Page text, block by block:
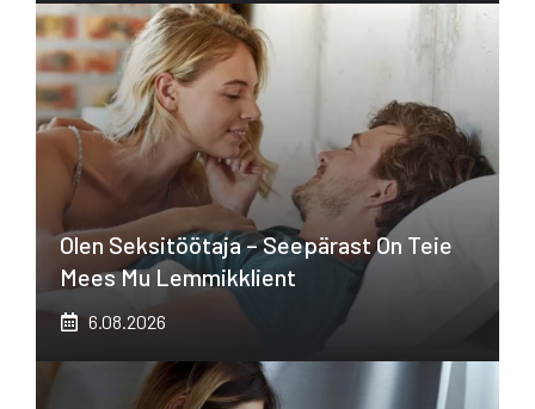
Olen Seksitöötaja – Seepärast On Teie
Mees Mu Lemmikklient
6.08.2026